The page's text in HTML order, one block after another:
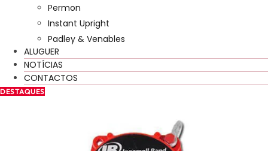
Permon
Instant Upright
Padley & Venables
ALUGUER
NOTÍCIAS
CONTACTOS
DESTAQUES